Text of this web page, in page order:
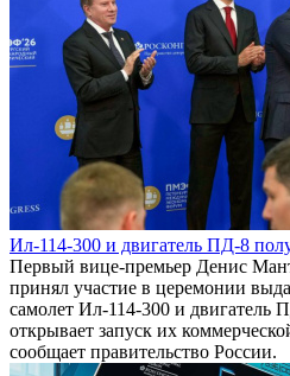
Ил-114-300 и двигатель ПД-8
Первый вице-премьер Денис
принял участие в церемонии
самолет Ил-114-300 и двигатель
открывает запуск их
сообщает правительство России.